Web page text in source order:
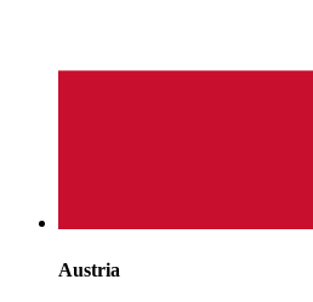
Austria